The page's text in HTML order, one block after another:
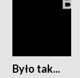
Było tak...